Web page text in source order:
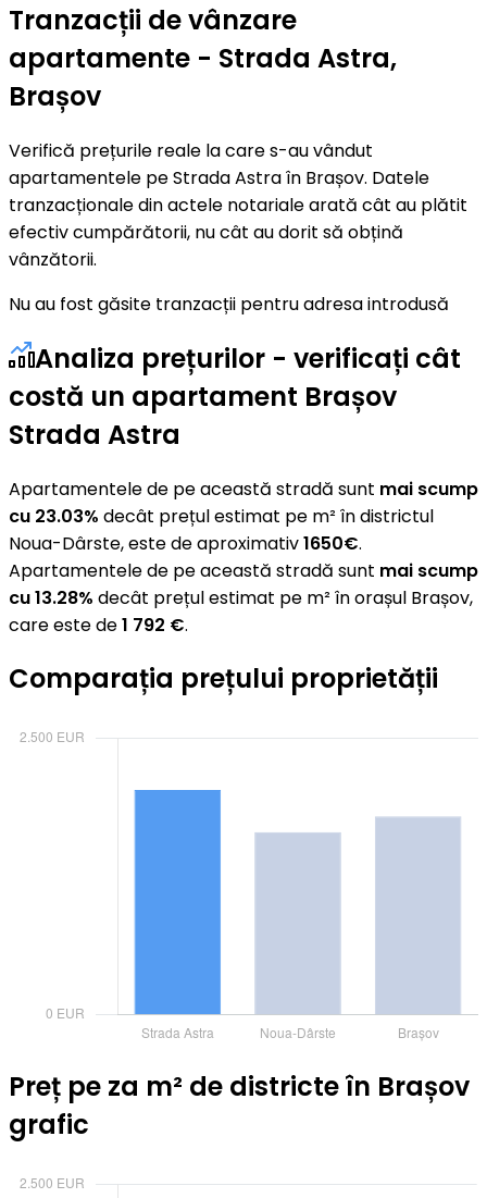
Tranzacții de vânzare
apartamente - Strada Astra,
Brașov
Verifică prețurile reale la care s-au vândut
apartamentele pe Strada Astra în Brașov. Datele
tranzacționale din actele notariale arată cât au plătit
efectiv cumpărătorii, nu cât au dorit să obțină
vânzătorii.
Nu au fost găsite tranzacții pentru adresa introdusă
Analiza prețurilor - verificați cât
costă un apartament Brașov
Strada Astra
Apartamentele de pe această stradă sunt mai scump
cu 23.03% decât prețul estimat pe m² în districtul
Noua-Dârste, este de aproximativ1650€.
Apartamentele de pe această stradă sunt mai scump
cu 13.28% decât prețul estimat pe m² în orașul Brașov,
care este de1 792 €.
Comparația prețului proprietății
Preț pe za m² de districte în Brașov
grafic